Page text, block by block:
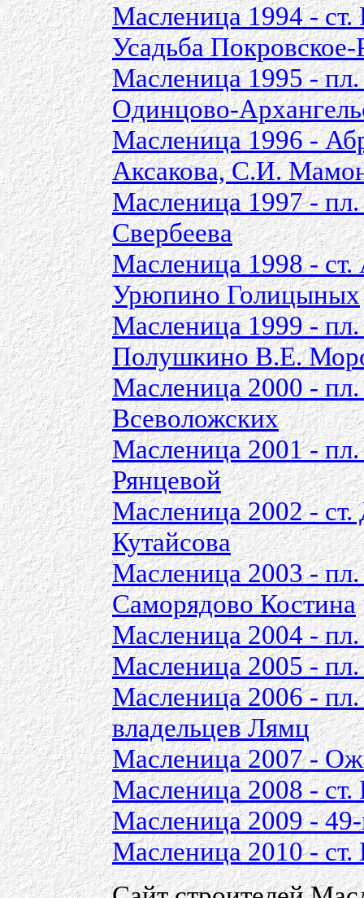
Масленица 1994 - ст.
Усадьба
Масленица 1995 - пл.
Одинцово-
Масленица 1996 -
Аксакова, С.И.
Масленица 1997 -
Свербеева
Масленица 1998 - ст.
Урюпино Голицыных
Масленица 1999 -
Полушкино В.Е.
Масленица 2000 -
Всеволожских
Масленица 2001 -
Рянцевой
Масленица 2002 -
Кутайсова
Масленица 2003 - пл.
Саморядово Костина
Масленица 2004 -
Масленица 2005 -
Масленица 2006 -
владельцев Лямц
Масленица 2007 -
Масленица 2008 -
Масленица 2009 -
Масленица 2010 -